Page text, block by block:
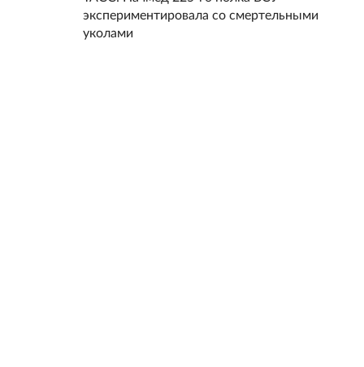
экспериментировала со смертельными
уколами